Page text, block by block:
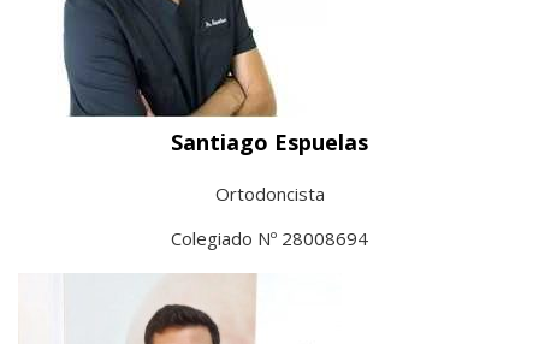
Santiago Espuelas
Ortodoncista
Colegiado Nº 28008694